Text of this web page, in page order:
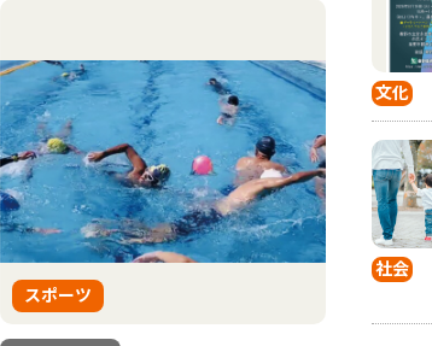
スポーツ
文化
社会